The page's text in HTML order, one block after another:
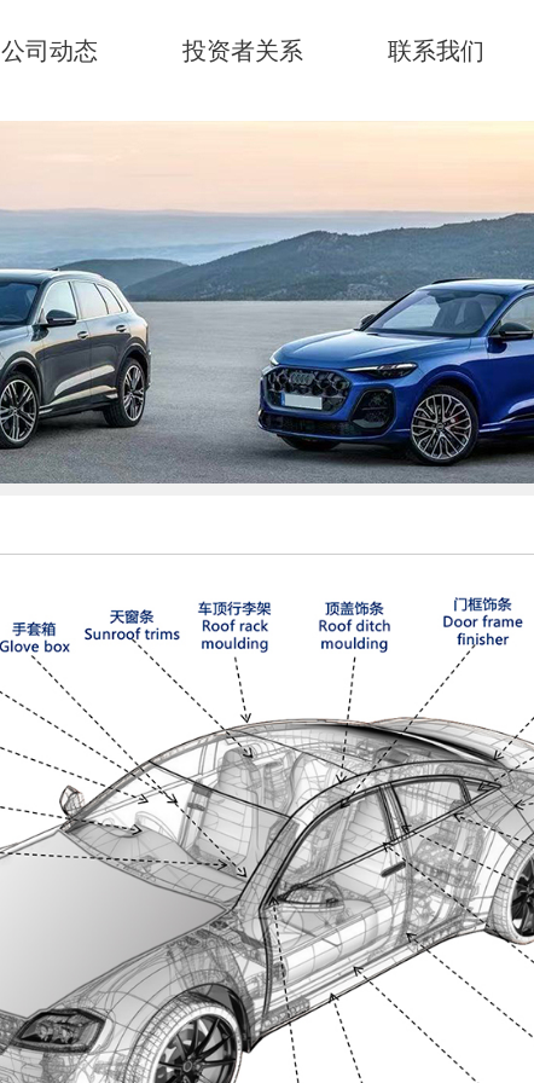
公司动态 投资者关系 联系我们